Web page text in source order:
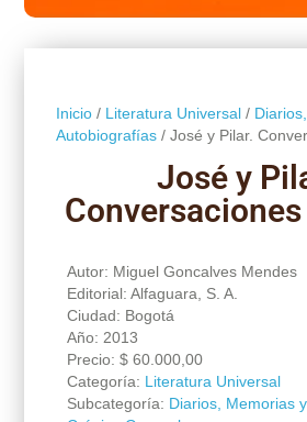
Inicio/ Literatura Universal/
Autobiografías/ José y Pilar.
José y
Autor: Miguel Goncalves Mendes
Editorial: Alfaguara, S. A.
Ciudad: Bogotá
Año: 2013
Precio: $60.000,00
Categoría: Literatura Universal
Subcategoría: Diarios, Memorias